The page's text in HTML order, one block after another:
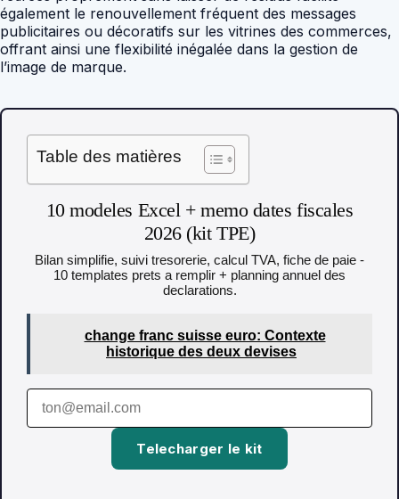
également le renouvellement fréquent des messages
publicitaires ou décoratifs sur les vitrines des commerces,
offrant ainsi une flexibilité inégalée dans la gestion de
l’image de marque.
Table des matières
10 modeles Excel + memo dates fiscales
2026 (kit TPE)
Bilan simplifie, suivi tresorerie, calcul TVA, fiche de paie -
10 templates prets a remplir + planning annuel des
declarations.
change franc suisse euro: Contexte
historique des deux devises
Telecharger le kit